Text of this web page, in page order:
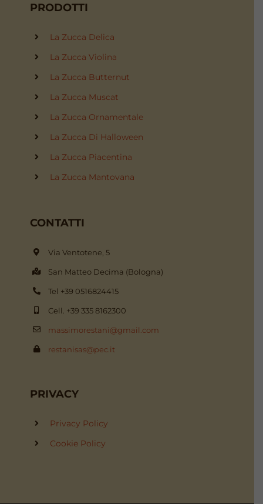
PRODOTTI
La Zucca Delica
La Zucca Violina
La Zucca Butternut
La Zucca Muscat
La Zucca Ornamentale
La Zucca Di Halloween
La Zucca Piacentina
La Zucca Mantovana
CONTATTI
Via Ventotene, 5
San Matteo Decima (Bologna)
Tel +39 0516824415
Cell. +39 335 8162300
massimorestani@gmail.com
restanisas@pec.it
PRIVACY
Privacy Policy
Cookie Policy